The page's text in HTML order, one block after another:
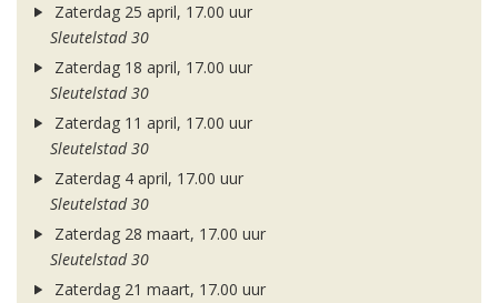
Zaterdag 25 april, 17.00 uur
Sleutelstad 30
Zaterdag 18 april, 17.00 uur
Sleutelstad 30
Zaterdag 11 april, 17.00 uur
Sleutelstad 30
Zaterdag 4 april, 17.00 uur
Sleutelstad 30
Zaterdag 28 maart, 17.00 uur
Sleutelstad 30
Zaterdag 21 maart, 17.00 uur